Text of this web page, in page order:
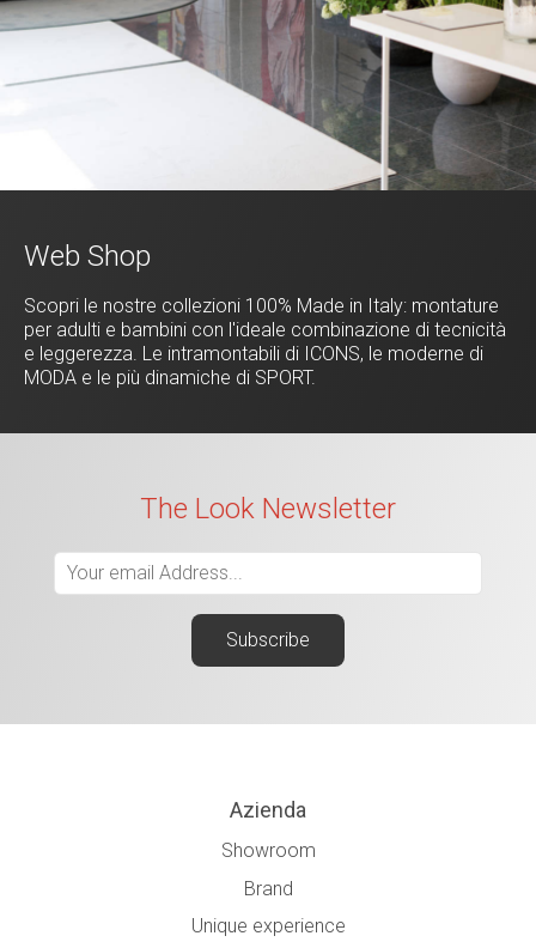
Web Shop
Scopri le nostre collezioni 100% Made in Italy: montature
per adulti e bambini con l'ideale combinazione di tecnicità
e leggerezza. Le intramontabili di ICONS, le moderne di
MODA e le più dinamiche di SPORT.
The Look Newsletter
Azienda
Showroom
Brand
Unique experience